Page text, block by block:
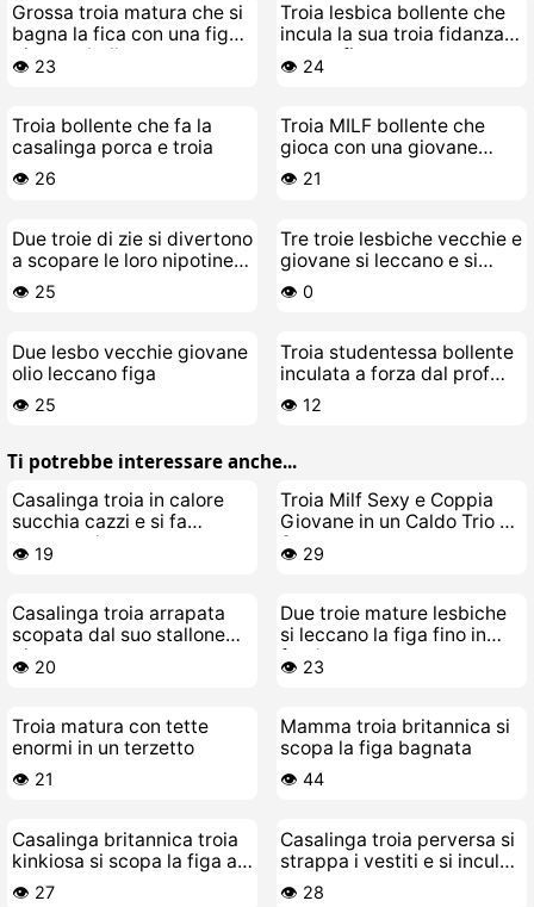
Grossa troia matura che si
bagna la fica con una figa
giovane bollente
👁️ 23
Troia lesbica bollente che
incula la sua troia fidanzata
anagraficamente scopata
👁️ 24
Troia bollente che fa la
casalinga porca e troia
👁️ 26
Troia MILF bollente che
gioca con una giovane
lesbica porca da paura
👁️ 21
Due troie di zie si divertono
a scopare le loro nipotine
lesbocuriosone
👁️ 25
Tre troie lesbiche vecchie e
giovane si leccano e si
sfregano la figa sul letto
👁️ 0
Due lesbo vecchie giovane
olio leccano figa
👁️ 25
Troia studentessa bollente
inculata a forza dal prof
maturo
👁️ 12
Ti potrebbe interessare anche...
Casalinga troia in calore
succhia cazzi e si fa
scopare da paura
👁️ 19
Troia Milf Sexy e Coppia
Giovane in un Caldo Trio da
Scopare
👁️ 29
Casalinga troia arrapata
scopata dal suo stallone
giovane
👁️ 20
Due troie mature lesbiche
si leccano la figa fino in
fondo
👁️ 23
Troia matura con tette
enormi in un terzetto
👁️ 21
Mamma troia britannica si
scopa la figa bagnata
👁️ 44
Casalinga britannica troia
kinkiosa si scopa la figa a
dito in pubblico
👁️ 27
Casalinga troia perversa si
strappa i vestiti e si incula
la figa con le dita
👁️ 28